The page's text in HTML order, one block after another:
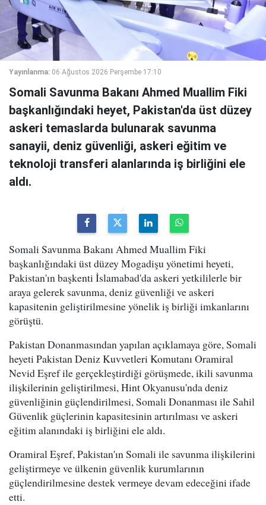
Yayınlanma: 06 Ağustos 2026 Perşembe 17:10
Somali Savunma Bakanı Ahmed Muallim Fiki
başkanlığındaki heyet, Pakistan'da üst düzey
askeri temaslarda bulunarak savunma
sanayii, deniz güvenliği, askeri eğitim ve
teknoloji transferi alanlarında iş birliğini ele
aldı.
Somali Savunma Bakanı Ahmed Muallim Fiki
başkanlığındaki üst düzey Mogadişu yönetimi heyeti,
Pakistan'ın başkenti İslamabad'da askeri yetkililerle bir
araya gelerek savunma, deniz güvenliği ve askeri
kapasitenin geliştirilmesine yönelik iş birliği imkanlarını
görüştü.
Pakistan Donanmasından yapılan açıklamaya göre, Somali
heyeti Pakistan Deniz Kuvvetleri Komutanı Oramiral
Nevid Eşref ile gerçekleştirdiği görüşmede, ikili savunma
ilişkilerinin geliştirilmesi, Hint Okyanusu'nda deniz
güvenliğinin güçlendirilmesi, Somali Donanması ile Sahil
Güvenlik güçlerinin kapasitesinin artırılması ve askeri
eğitim alanındaki iş birliğini ele aldı.
Oramiral Eşref, Pakistan'ın Somali ile savunma ilişkilerini
geliştirmeye ve ülkenin güvenlik kurumlarının
güçlendirilmesine destek vermeye devam edeceğini ifade
etti.